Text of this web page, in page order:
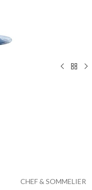
CHEF & SOMMELIER